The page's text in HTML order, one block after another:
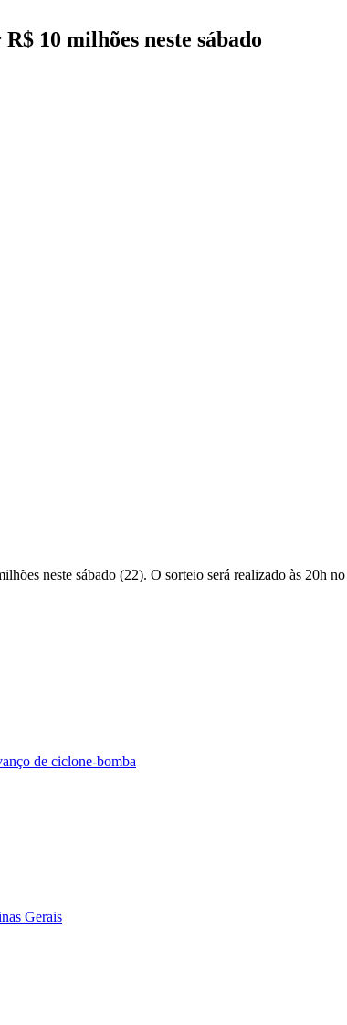
10 milhões neste sábado
neste sábado (22). O sorteio será realizado às 20h
de ciclone-bomba
Gerais